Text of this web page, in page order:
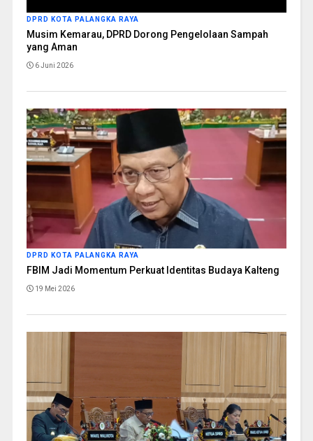
DPRD KOTA PALANGKA RAYA
Musim Kemarau, DPRD Dorong Pengelolaan Sampah
yang Aman
6 Juni 2026
DPRD KOTA PALANGKA RAYA
FBIM Jadi Momentum Perkuat Identitas Budaya Kalteng
19 Mei 2026